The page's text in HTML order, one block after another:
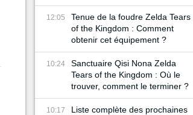
12:05
Tenue de la foudre Zelda Tears
of the Kingdom : Comment
obtenir cet équipement ?
10:24
Sanctuaire Qisi Nona Zelda
Tears of the Kingdom : Où le
trouver, comment le terminer ?
10:17
Liste complète des prochaines